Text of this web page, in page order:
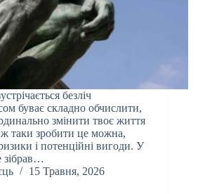
безліч
буває складно обчислити,
змінити твоє життя
таки зробити це можна,
і потенційні вигоди. У
зібрав…
15 Травня, 2026